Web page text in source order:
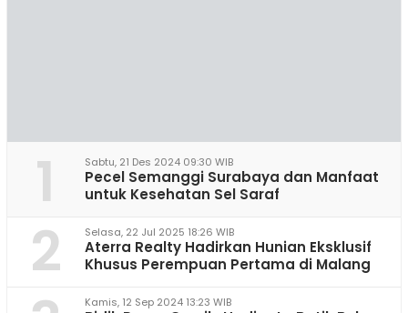
1 Sabtu, 21 Des 2024 09:30 WIB
Pecel Semanggi Surabaya dan Manfaat
untuk Kesehatan Sel Saraf
2 Selasa, 22 Jul 2025 18:26 WIB
Aterra Realty Hadirkan Hunian Eksklusif
Khusus Perempuan Pertama di Malang
Kamis, 12 Sep 2024 13:23 WIB